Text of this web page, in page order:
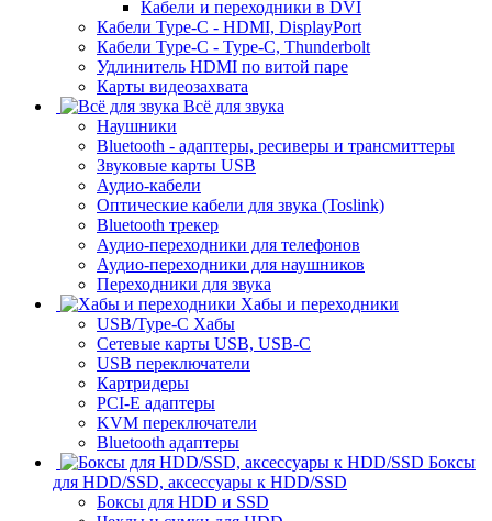
Кабели и переходники в DVI
Кабели Type-C - HDMI, DisplayPort
Кабели Type-C - Type-C, Thunderbolt
Удлинитель HDMI по витой паре
Карты видеозахвата
Всё для звука
Наушники
Bluetooth - адаптеры, ресиверы и трансмиттеры
Звуковые карты USB
Аудио-кабели
Оптические кабели для звука (Toslink)
Bluetooth трекер
Аудио-переходники для телефонов
Аудио-переходники для наушников
Переходники для звука
Хабы и переходники
USB/Type-C Хабы
Сетевые карты USB, USB-C
USB переключатели
Картридеры
PCI-E адаптеры
KVM переключатели
Bluetooth адаптеры
Боксы
для HDD/SSD, аксессуары к HDD/SSD
Боксы для HDD и SSD